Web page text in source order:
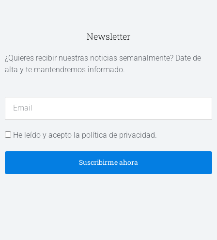
Newsletter
¿Quieres recibir nuestras noticias semanalmente? Date de
alta y te mantendremos informado.
He leído y acepto la política de privacidad.
Suscribirme ahora